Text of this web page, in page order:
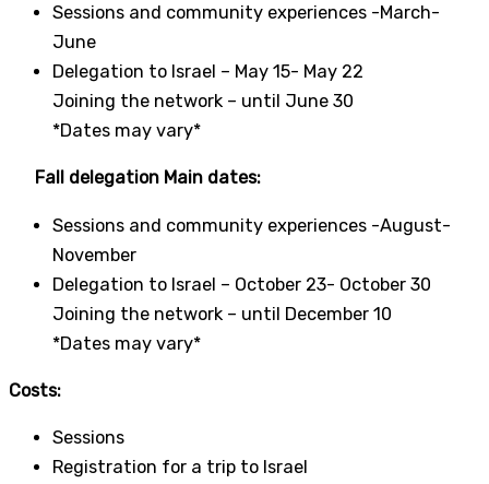
Sessions and community experiences -March-
June
Delegation to Israel – May 15- May 22
Joining the network – until June 30
*Dates may vary*
Fall delegation Main dates:
Sessions and community experiences -August-
November
Delegation to Israel – October 23- October 30
Joining the network – until December 10
*Dates may vary*
Costs:
Sessions
Registration for a trip to Israel